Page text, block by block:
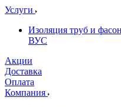
Услуги
Изоляция труб и
ВУС
Акции
Доставка
Оплата
Компания